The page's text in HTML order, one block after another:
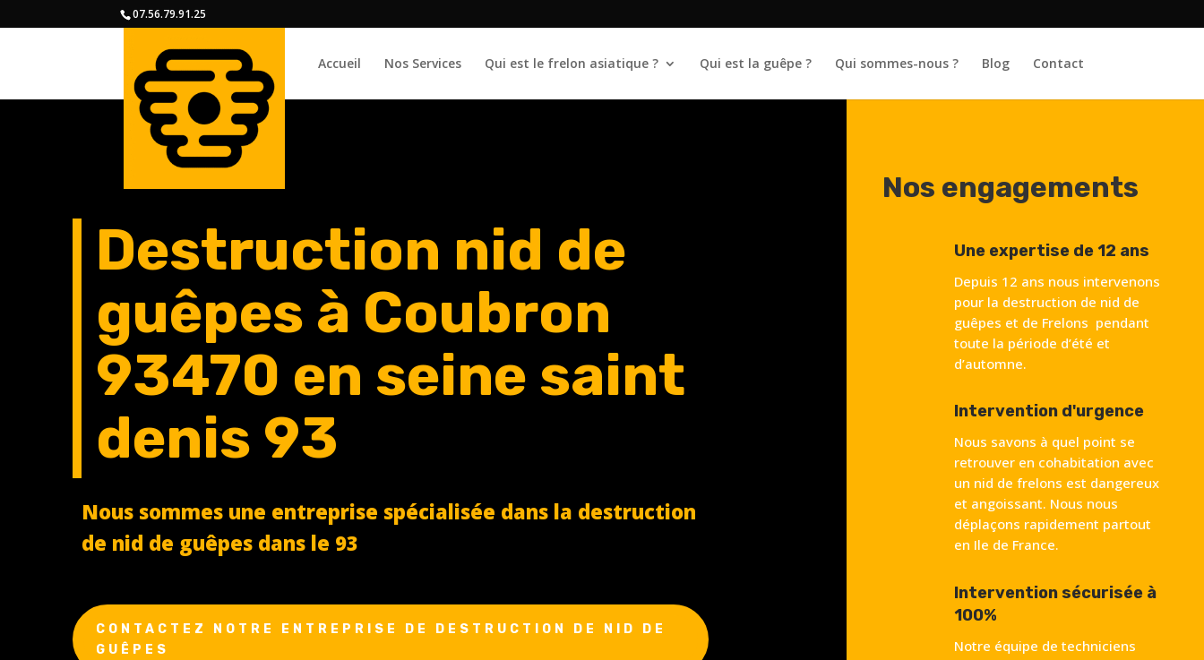
07.56.79.91.25
Accueil Nos Services Qui est le frelon asiatique ? Qui est la guêpe ? Qui sommes-nous ? Blog Contact
Destruction nid de
guêpes à Coubron
93470 en seine saint
denis 93
Nous sommes une entreprise spécialisée dans la destruction
de nid de guêpes dans le 93
CONTACTEZ NOTRE ENTREPRISE DE DESTRUCTION DE NID DE
GUÊPES
Nos engagements
Une expertise de 12 ans
Depuis 12 ans nous intervenons
pour la destruction de nid de
guêpes et de Frelons pendant
toute la période d’été et
d’automne.
Intervention d'urgence
Nous savons à quel point se
retrouver en cohabitation avec
un nid de frelons est dangereux
et angoissant. Nous nous
déplaçons rapidement partout
en Ile de France.
Intervention sécurisée à
100%
Notre équipe de techniciens